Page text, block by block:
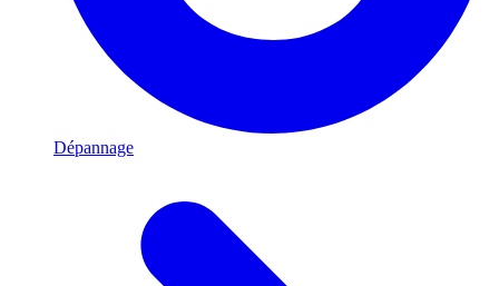
Dépannage